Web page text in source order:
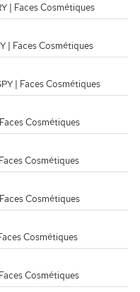
| Faces Cosmétiques
| Faces Cosmétiques
| Faces Cosmétiques
Cosmétiques
Cosmétiques
Cosmétiques
Cosmétiques
Cosmétiques